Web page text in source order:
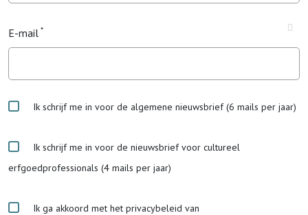
E-mail
Ik schrijf me in voor de algemene nieuwsbrief (6 mails per jaar)
Ik schrijf me in voor de nieuwsbrief voor cultureel
erfgoedprofessionals (4 mails per jaar)
Ik ga akkoord met het privacybeleid van